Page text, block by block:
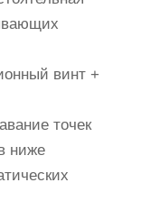
винт +
точек
ниже